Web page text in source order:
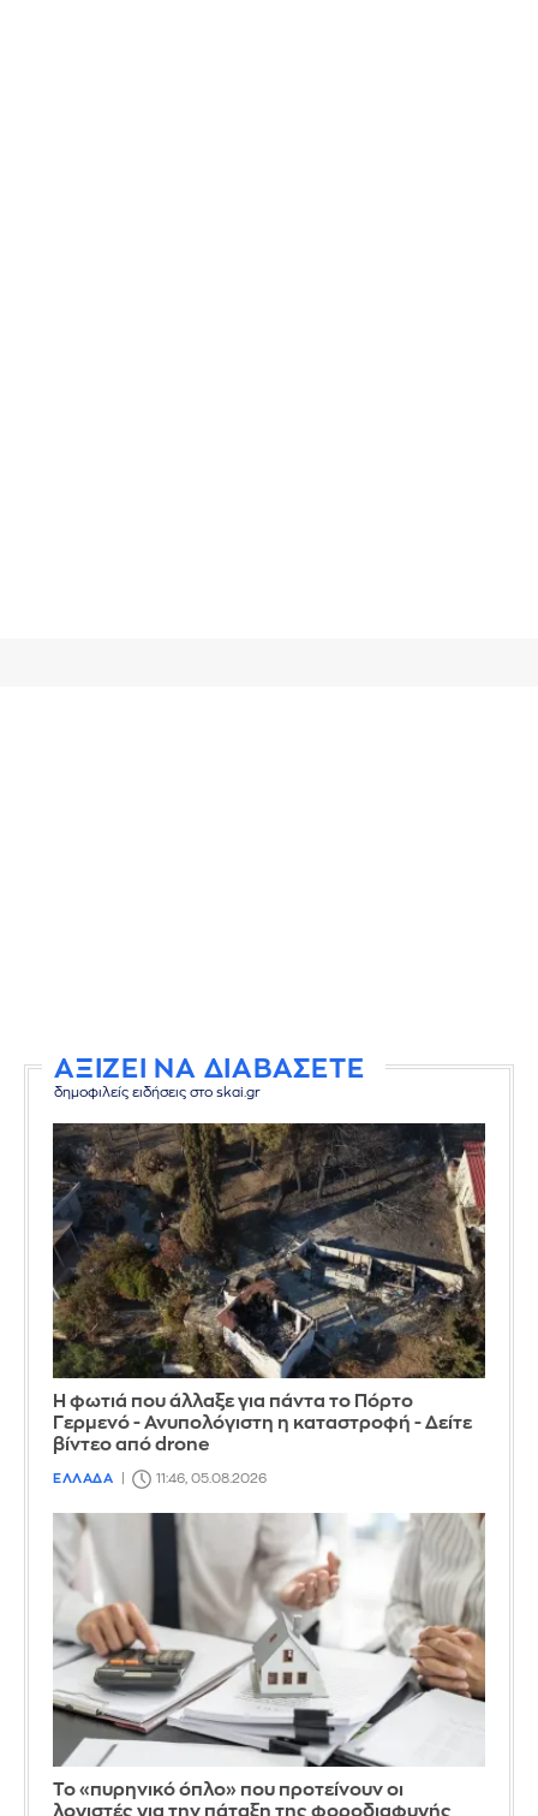
ΑΞΙΖΕΙ ΝΑ ΔΙΑΒΑΣΕΤΕ
δημοφιλείς ειδήσεις στο skai.gr
Η φωτιά που άλλαξε για πάντα το Πόρτο
Γερμενό - Ανυπολόγιστη η καταστροφή - Δείτε
βίντεο από drone
ΕΛΛΑΔΑ 11:46, 05.08.2026
Το «πυρηνικό όπλο» που προτείνουν οι
λογιστές για την πάταξη της φοροδιαφυγής